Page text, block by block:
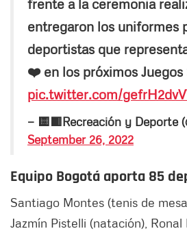
frente a la ceremonia
entregaron los uniformes
deportistas que
❤️ en los próximos Juegos
pic.twitter.com/
— 🟨🟥Recreación y Deporte
September 26, 2022
Equipo Bogotá aporta 85
Santiago Montes (tenis de
Jazmín Pistelli (natación), Ronal